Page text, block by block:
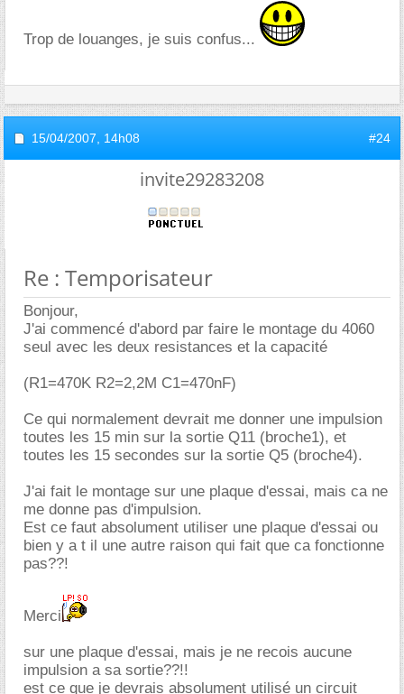
Trop de louanges, je suis confus...
15/04/2007, 14h08 #24
invite29283208
Re : Temporisateur
Bonjour,
J'ai commencé d'abord par faire le montage du 4060
seul avec les deux resistances et la capacité
(R1=470K R2=2,2M C1=470nF)
Ce qui normalement devrait me donner une impulsion
toutes les 15 min sur la sortie Q11 (broche1), et
toutes les 15 secondes sur la sortie Q5 (broche4).
J'ai fait le montage sur une plaque d'essai, mais ca ne
me donne pas d'impulsion.
Est ce faut absolument utiliser une plaque d'essai ou
bien y a t il une autre raison qui fait que ca fonctionne
pas??!
Merci
sur une plaque d'essai, mais je ne recois aucune
impulsion a sa sortie??!!
est ce que je devrais absolument utilisé un circuit